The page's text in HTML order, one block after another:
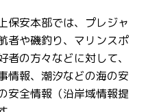
保安本部では、プレジャ
者や磯釣り、マリンスポ
の方々などに対して、
情報、潮汐などの海の安
安全情報（沿岸域情報提